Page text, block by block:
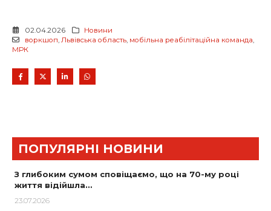
02.04.2026
Новини
воркшоп Львівська область, мобільна реабілітаційна команда
МРК
ПОПУЛЯРНІ НОВИНИ
З глибоким сумом сповіщаємо, що на 70-му році
життя відійшла…
23.07.2026